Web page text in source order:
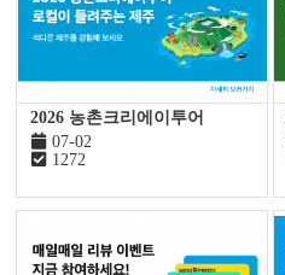
2026 농촌크리에이투어
07-02
1272